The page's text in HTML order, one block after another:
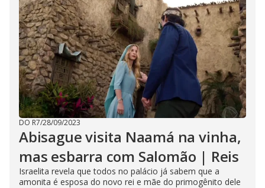
DO R7/28/09/2023
Abisague visita Naamá na vinha,
mas esbarra com Salomão | Reis
Israelita revela que todos no palácio já sabem que a
amonita é esposa do novo rei e mãe do primogênito dele